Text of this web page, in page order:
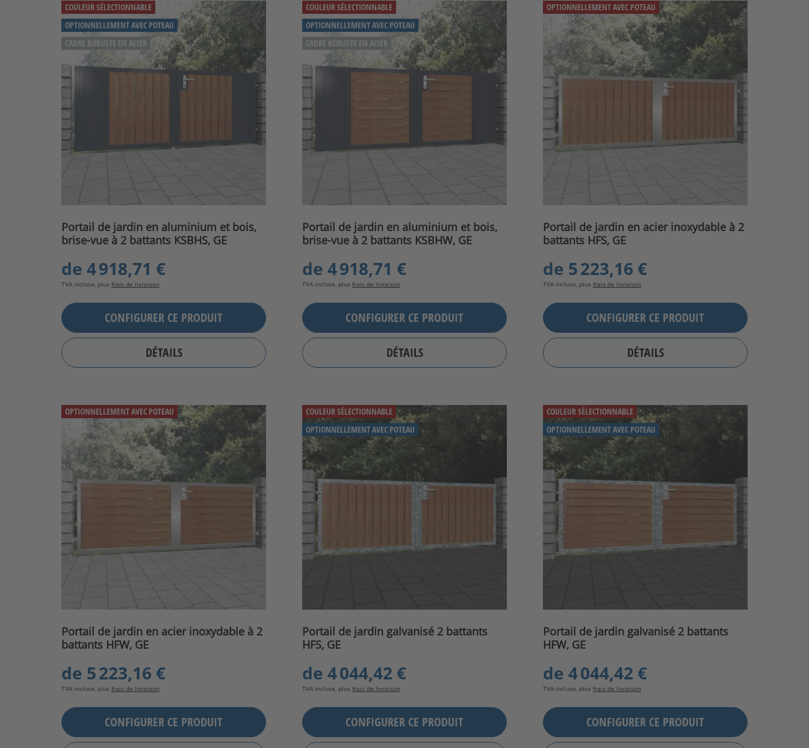
COULEUR SÉLECTIONNABLE
OPTIONNELLEMENT AVEC POTEAU
CADRE ROBUSTE EN ACIER
Portail de jardin en aluminium et bois,
brise-vue à 2 battants KSBHS, GE
de 4 918,71 €
TVA incluse, plus frais de livraison
CONFIGURER CE PRODUIT
DÉTAILS
COULEUR SÉLECTIONNABLE
OPTIONNELLEMENT AVEC POTEAU
CADRE ROBUSTE EN ACIER
Portail de jardin en aluminium et bois,
brise-vue à 2 battants KSBHW, GE
de 4 918,71 €
TVA incluse, plus frais de livraison
CONFIGURER CE PRODUIT
DÉTAILS
OPTIONNELLEMENT AVEC POTEAU
Portail de jardin en acier inoxydable à 2
battants HFS, GE
de 5 223,16 €
TVA incluse, plus frais de livraison
CONFIGURER CE PRODUIT
DÉTAILS
OPTIONNELLEMENT AVEC POTEAU
Portail de jardin en acier inoxydable à 2
battants HFW, GE
de 5 223,16 €
TVA incluse, plus frais de livraison
CONFIGURER CE PRODUIT
COULEUR SÉLECTIONNABLE
OPTIONNELLEMENT AVEC POTEAU
Portail de jardin galvanisé 2 battants
HFS, GE
de 4 044,42 €
TVA incluse, plus frais de livraison
CONFIGURER CE PRODUIT
COULEUR SÉLECTIONNABLE
OPTIONNELLEMENT AVEC POTEAU
Portail de jardin galvanisé 2 battants
HFW, GE
de 4 044,42 €
TVA incluse, plus frais de livraison
CONFIGURER CE PRODUIT